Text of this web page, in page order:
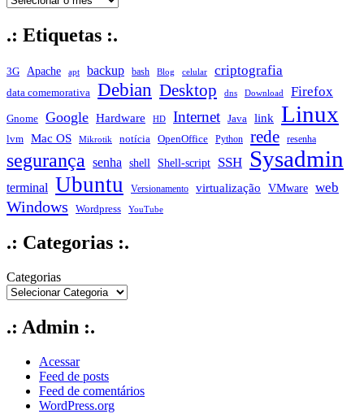
.: Etiquetas :.
3G Apache apt backup bash Blog celular criptografia
data comemorativa Debian Desktop dns Download Firefox
Gnome Google Hardware HD Internet Java link Linux
lvm Mac OS Mikrotik notícia OpenOffice Python rede resenha
segurança senha shell Shell-script SSH Sysadmin
terminal Ubuntu Versionamento virtualização VMware web
Windows Wordpress YouTube
.: Categorias :.
Categorias
.: Admin :.
Acessar
Feed de posts
Feed de comentários
WordPress.org